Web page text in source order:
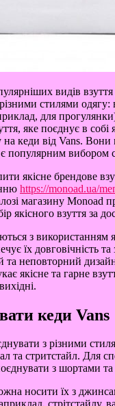
видів взуття
стилями одягу:
для
яке поєднує в собі
на кеди від Vans. Вони
популярним вибором
якісне брендове
https://monoad.ua/
магазину Monoad
якісного взуття за
з використанням
їх довговічність
та неповторний
якісне та гарне
кеди Vans
з різними
та стритстайл. Для
з шортами
носити їх з